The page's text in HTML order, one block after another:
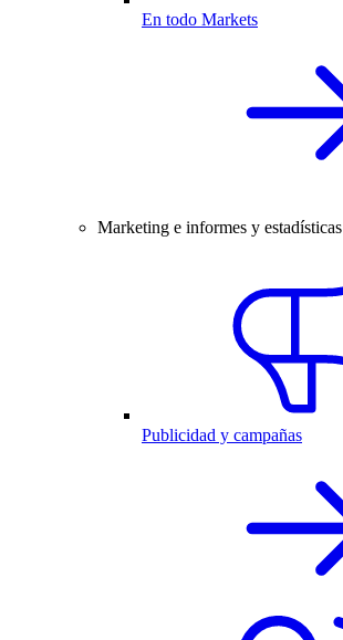
En todo Markets
Marketing e informes y estadísticas
Publicidad y campañas